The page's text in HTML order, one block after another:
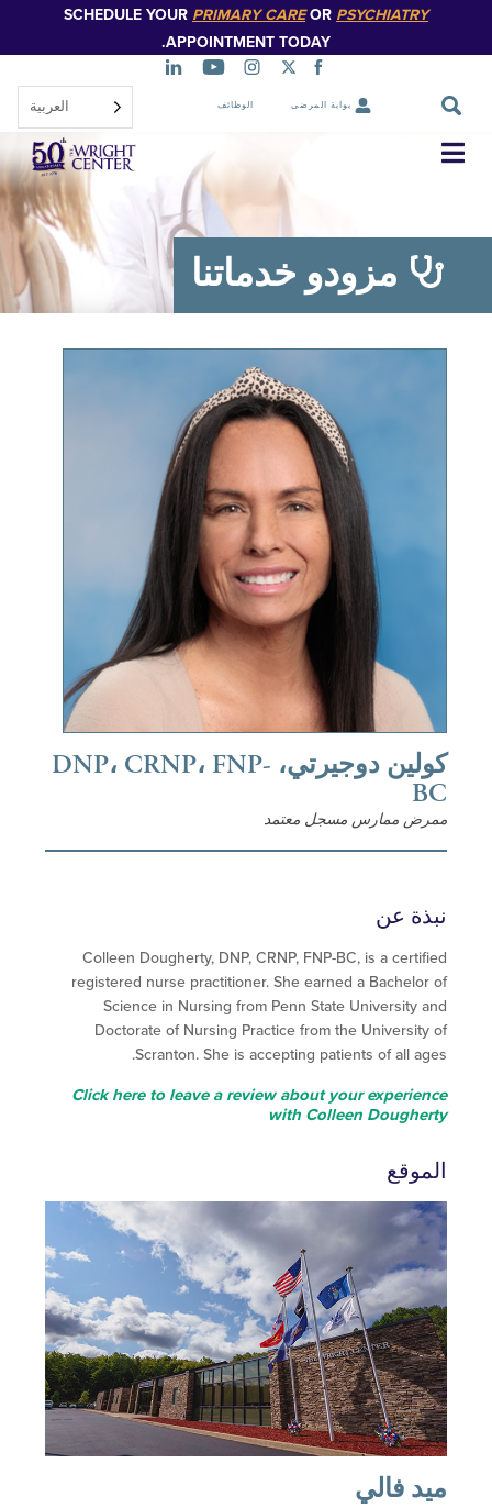
الرئيسي
SCHEDULE YOURPRIMARY CAREOR
APPOINTMENT TODAY.
بوابة المرضى الوظائف العربية‏
تخطي
التنقل
مزودو خدماتنا
كولين دوجيرتي، DNP، CRNP، FNP-
ممارس مسجل معتمد
Colleen Dougherty, DNP, CRNP, FNP-BC, is a
registered nurse practitioner. She earned a
Science in Nursing from Penn State University
Doctorate of Nursing Practice from the
Scranton. She is accepting patients of all
Click here to leave a review about your
with Colleen
فالي